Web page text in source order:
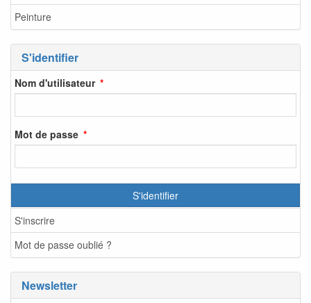
Peinture
S'identifier
Nom d'utilisateur
Mot de passe
S'identifier
S'inscrire
Mot de passe oublié ?
Newsletter